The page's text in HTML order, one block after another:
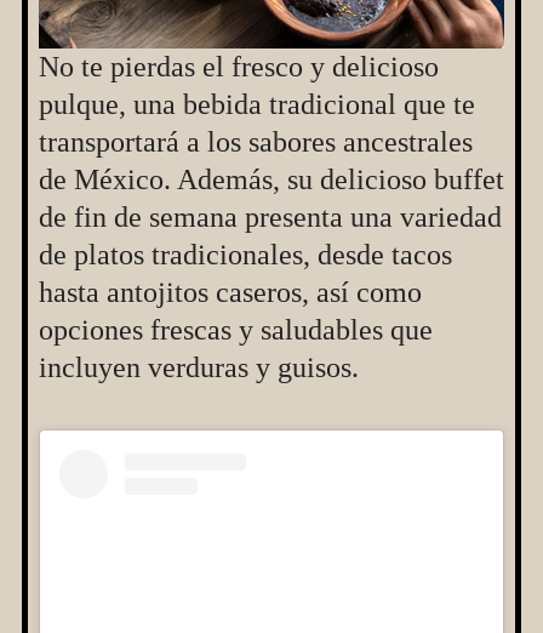
No te pierdas el fresco y delicioso
pulque, una bebida tradicional que te
transportará a los sabores ancestrales
de México. Además, su delicioso buffet
de fin de semana presenta una variedad
de platos tradicionales, desde tacos
hasta antojitos caseros, así como
opciones frescas y saludables que
incluyen verduras y guisos.